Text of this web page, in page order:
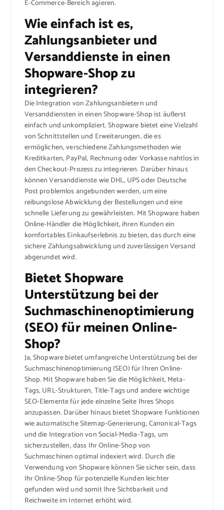
E-Commerce-Bereich agieren.
Wie einfach ist es,
Zahlungsanbieter und
Versanddienste in einen
Shopware-Shop zu
integrieren?
Die Integration von Zahlungsanbietern und
Versanddiensten in einen Shopware-Shop ist äußerst
einfach und unkompliziert. Shopware bietet eine Vielzahl
von Schnittstellen und Erweiterungen, die es
ermöglichen, verschiedene Zahlungsmethoden wie
Kreditkarten, PayPal, Rechnung oder Vorkasse nahtlos in
den Checkout-Prozess zu integrieren. Darüber hinaus
können Versanddienste wie DHL, UPS oder Deutsche
Post problemlos angebunden werden, um eine
reibungslose Abwicklung der Bestellungen und eine
schnelle Lieferung zu gewährleisten. Mit Shopware haben
Online-Händler die Möglichkeit, ihren Kunden ein
komfortables Einkaufserlebnis zu bieten, das durch eine
sichere Zahlungsabwicklung und zuverlässigen Versand
abgerundet wird.
Bietet Shopware
Unterstützung bei der
Suchmaschinenoptimierung
(SEO) für meinen Online-
Shop?
Ja, Shopware bietet umfangreiche Unterstützung bei der
Suchmaschinenoptimierung (SEO) für Ihren Online-
Shop. Mit Shopware haben Sie die Möglichkeit, Meta-
Tags, URL-Strukturen, Title-Tags und andere wichtige
SEO-Elemente für jede einzelne Seite Ihres Shops
anzupassen. Darüber hinaus bietet Shopware Funktionen
wie automatische Sitemap-Generierung, Canonical-Tags
und die Integration von Social-Media-Tags, um
sicherzustellen, dass Ihr Online-Shop von
Suchmaschinen optimal indexiert wird. Durch die
Verwendung von Shopware können Sie sicher sein, dass
Ihr Online-Shop für potenzielle Kunden leichter
gefunden wird und somit Ihre Sichtbarkeit und
Reichweite im Internet erhöht wird.